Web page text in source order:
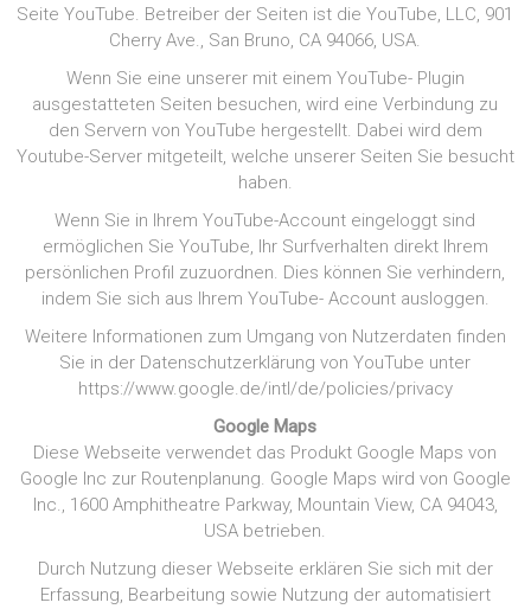
Seite YouTube. Betreiber der Seiten ist die YouTube, LLC, 901
Cherry Ave., San Bruno, CA 94066, USA.
Wenn Sie eine unserer mit einem YouTube- Plugin
ausgestatteten Seiten besuchen, wird eine Verbindung zu
den Servern von YouTube hergestellt. Dabei wird dem
Youtube-Server mitgeteilt, welche unserer Seiten Sie besucht
haben.
Wenn Sie in Ihrem YouTube-Account eingeloggt sind
ermöglichen Sie YouTube, Ihr Surfverhalten direkt Ihrem
persönlichen Profil zuzuordnen. Dies können Sie verhindern,
indem Sie sich aus Ihrem YouTube- Account ausloggen.
Weitere Informationen zum Umgang von Nutzerdaten finden
Sie in der Datenschutzerklärung von YouTube unter
https://www.google.de/intl/de/policies/privacy
Google Maps
Diese Webseite verwendet das Produkt Google Maps von
Google Inc zur Routenplanung. Google Maps wird von Google
Inc., 1600 Amphitheatre Parkway, Mountain View, CA 94043,
USA betrieben.
Durch Nutzung dieser Webseite erklären Sie sich mit der
Erfassung, Bearbeitung sowie Nutzung der automatisiert